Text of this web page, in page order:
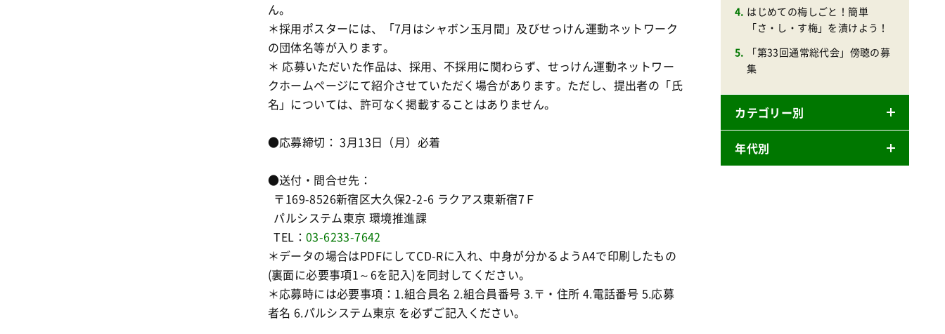
ん。
＊採用ポスターには、「7月はシャボン玉月間」及びせっけん運動ネットワーク
の団体名等が入ります。
＊ 応募いただいた作品は、採用、不採用に関わらず、せっけん運動ネットワー
クホームページにて紹介させていただく場合があります。ただし、提出者の「氏
名」については、許可なく掲載することはありません。
●応募締切： 3月13日（月）必着
●送付・問合せ先：
〒169-8526新宿区大久保2-2-6 ラクアス東新宿7Ｆ
パルシステム東京 環境推進課
TEL：03-6233-7642
＊データの場合はPDFにしてCD-Rに入れ、中身が分かるようA4で印刷したもの
(裏面に必要事項1～6を記入)を同封してください。
＊応募時には必要事項：1.組合員名 2.組合員番号 3.〒・住所 4.電話番号 5.応募
者名 6.パルシステム東京 を必ずご記入ください。
はじめての梅しごと！簡単
「さ・し・す梅」を漬けよう！
「第33回通常総代会」傍聴の募
集
カテゴリー別
ニュースリリース
年代別